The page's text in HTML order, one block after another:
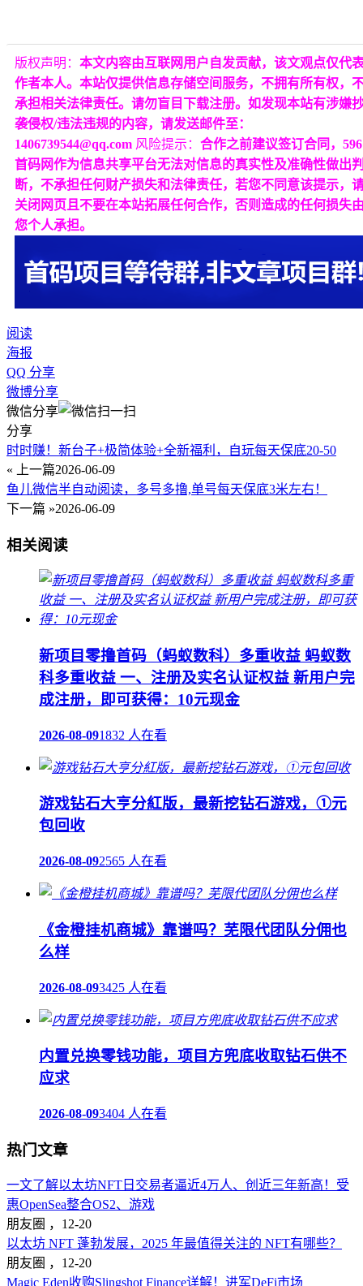
版权声明： 本文内容由互联网用户自发贡献，该文观点仅代
作者本人。本站仅提供信息存储空间服务，不拥有所有权，
承担相关法律责任。请勿盲目下载注册。如发现本站有涉嫌
袭侵权/违法违规的内容，请发送邮件至：
1406739544@qq.com 风险提示： 合作之前建议签订合同，596
首码网作为信息共享平台无法对信息的真实性及准确性做出
断，不承担任何财产损失和法律责任，若您不同意该提示，
关闭网页且不要在本站拓展任何合作，否则造成的任何损失
您个人承担。
阅读
海报
QQ 分享
微博分享
微信分享
分享
时时赚！新台子+极简体验+全新福利，自玩每天保底20-50
« 上一篇2026-06-09
鱼儿微信半自动阅读，多号多撸,单号每天保底3米左右！
下一篇 »2026-06-09
相关阅读
新项目零撸首码（蚂蚁数科）多重收益 蚂蚁数
科多重收益 一、注册及实名认证权益 新用户完
成注册，即可获得：10元现金
2026-08-091832 人在看
游戏钻石大亨分紅版，最新挖钻石游戏，①元
包回收
2026-08-092565 人在看
《金橙挂机商城》靠谱吗？芜限代团队分佣也
么样
2026-08-093425 人在看
内置兑换零钱功能，项目方兜底收取钻石供不
应求
2026-08-093404 人在看
热门文章
一文了解以太坊NFT日交易者逼近4万人、创近三年新高！受
惠OpenSea整合OS2、游戏
朋友圈 ， 12-20
以太坊 NFT 蓬勃发展，2025 年最值得关注的 NFT有哪些？
朋友圈 ， 12-20
Magic Eden收购Slingshot Finance详解！进军DeFi市场